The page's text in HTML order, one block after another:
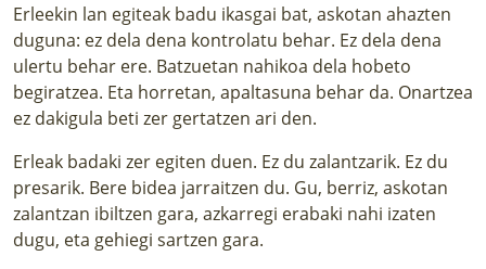
Erleekin lan egiteak badu ikasgai bat, askotan ahazten
duguna: ez dela dena kontrolatu behar. Ez dela dena
ulertu behar ere. Batzuetan nahikoa dela hobeto
begiratzea. Eta horretan, apaltasuna behar da. Onartzea
ez dakigula beti zer gertatzen ari den.
Erleak badaki zer egiten duen. Ez du zalantzarik. Ez du
presarik. Bere bidea jarraitzen du. Gu, berriz, askotan
zalantzan ibiltzen gara, azkarregi erabaki nahi izaten
dugu, eta gehiegi sartzen gara.